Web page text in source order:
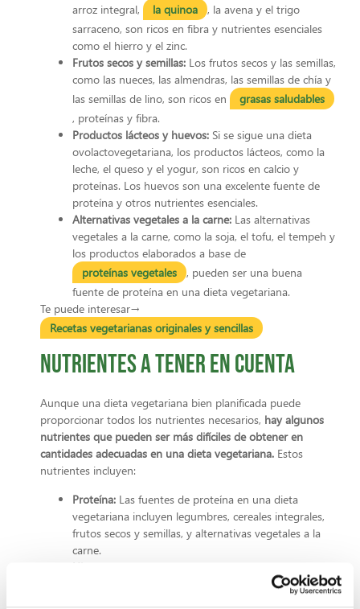
arroz integral,
la quinoa
, la avena y el trigo
sarraceno, son ricos en fibra y nutrientes esenciales
como el hierro y el zinc.
Frutos secos y semillas: Los frutos secos y las semillas,
como las nueces, las almendras, las semillas de chía y
las semillas de lino, son ricos en
grasas saludables
, proteínas y fibra.
Productos lácteos y huevos: Si se sigue una dieta
ovolactovegetariana, los productos lácteos, como la
leche, el queso y el yogur, son ricos en calcio y
proteínas. Los huevos son una excelente fuente de
proteína y otros nutrientes esenciales.
Alternativas vegetales a la carne: Las alternativas
vegetales a la carne, como la soja, el tofu, el tempeh y
los productos elaborados a base de
proteínas vegetales
, pueden ser una buena
fuente de proteína en una dieta vegetariana.
Te puede interesar→
Recetas vegetarianas originales y sencillas
Nutrientes a tener en cuenta
Aunque una dieta vegetariana bien planificada puede
proporcionar todos los nutrientes necesarios, hay algunos
nutrientes que pueden ser más difíciles de obtener en
cantidades adecuadas en una dieta vegetariana. Estos
nutrientes incluyen:
Proteína: Las fuentes de proteína en una dieta
vegetariana incluyen legumbres, cereales integrales,
frutos secos y semillas, y alternativas vegetales a la
carne.
Hierro:
incluyen legumbres, cereales integrales, frutos secos y
semillas, vegetales de hojas verdes y productos